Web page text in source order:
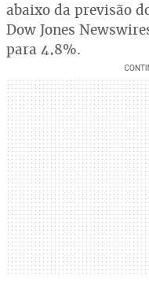
abaixo da previsão
Dow Jones
para 4,8%.